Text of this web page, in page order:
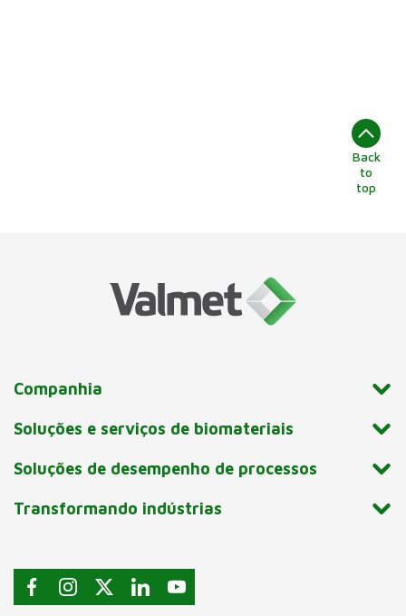
Back
to
top
Companhia
Soluções e serviços de biomateriais
Soluções de desempenho de processos
Transformando indústrias